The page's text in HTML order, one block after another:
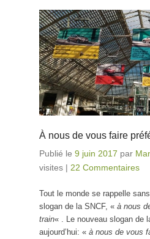
À nous de vous faire
Publié le 9 juin 2017 par
visites | 22 Commentaires
Tout le monde se rappelle
slogan de la SNCF, « à nous
train« . Le nouveau slogan de
aujourd’hui: « à nous de vous